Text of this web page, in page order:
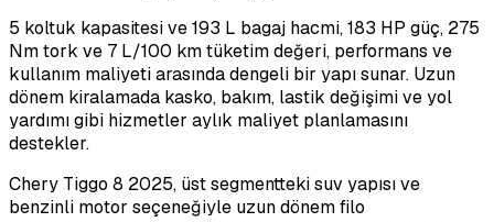
5 koltuk kapasitesi ve 193 L bagaj hacmi, 183 HP güç, 275
Nm tork ve 7 L/100 km tüketim değeri, performans ve
kullanım maliyeti arasında dengeli bir yapı sunar. Uzun
dönem kiralamada kasko, bakım, lastik değişimi ve yol
yardımı gibi hizmetler aylık maliyet planlamasını
destekler.
Chery Tiggo 8 2025, üst segmentteki suv yapısı ve
benzinli motor seçeneğiyle uzun dönem filo